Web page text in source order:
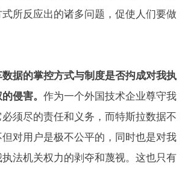
所反应出的诸多问题，促使人们要做
据的掌控方式与制度是否抅成对我执
侵害。 作为一个外国技术企业尊守我
须尽的责任和义务，而特斯拉数据不
对用户是极不公平的，同时也是对我
法机关权力的剥夺和蔑视。这也只有